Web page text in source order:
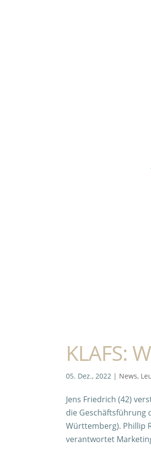
KLAFS:
05. Dez., 2022 | News,
Jens Friedrich (42)
die Geschäftsführung
Württemberg). Phillip
verantwortet